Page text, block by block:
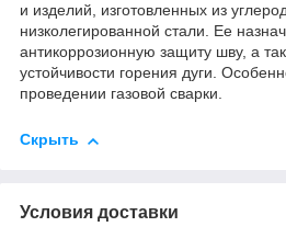
и изделий, изготовленных из
низколегированной стали. Ее
антикоррозионную защиту шву, а
устойчивости горения дуги.
проведении газовой сварки.
Скрыть
Условия доставки